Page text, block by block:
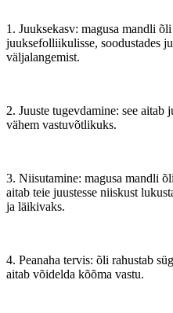
1. Juuksekasv: magusa mandli
juuksefolliikulisse, soodustades
väljalangemist.
2. Juuste tugevdamine: see aitab
vähem vastuvõtlikuks.
3. Niisutamine: magusa mandli
aitab teie juustesse niiskust
ja läikivaks.
4. Peanaha tervis: õli rahustab
aitab võidelda kõõma vastu.